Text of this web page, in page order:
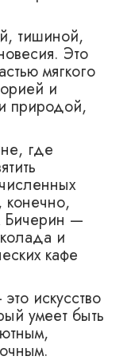
тишиной,
Это
мягкого
и
природой,
где
конечно,
Бичерин —
и
кафе
искусство
умеет быть